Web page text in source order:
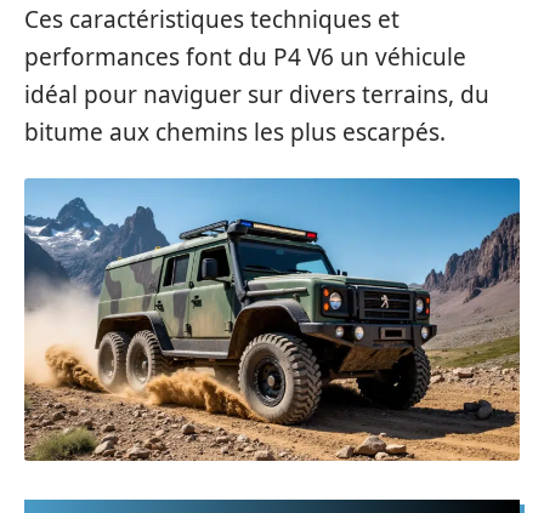
Ces caractéristiques techniques et
performances font du P4 V6 un véhicule
idéal pour naviguer sur divers terrains, du
bitume aux chemins les plus escarpés.